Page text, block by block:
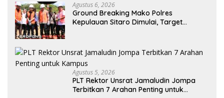
Agustus 6, 2026
Ground Breaking Mako Polres
Kepulauan Sitaro Dimulai, Target
Agustus 5, 2026
​PLT Rektor Unsrat Jamaludin Jompa
Terbitkan 7 Arahan Penting untuk